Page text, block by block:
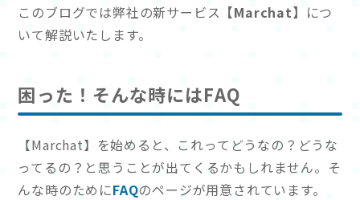
このブログでは弊社の新サービス 【Marchat】 につ
いて解説いたします。
困った！そんな時にはFAQ
【Marchat】を始めると、これってどうなの？どうな
ってるの？と思うことが出てくるかもしれません。そ
んな時のためにFAQのページが用意されています。